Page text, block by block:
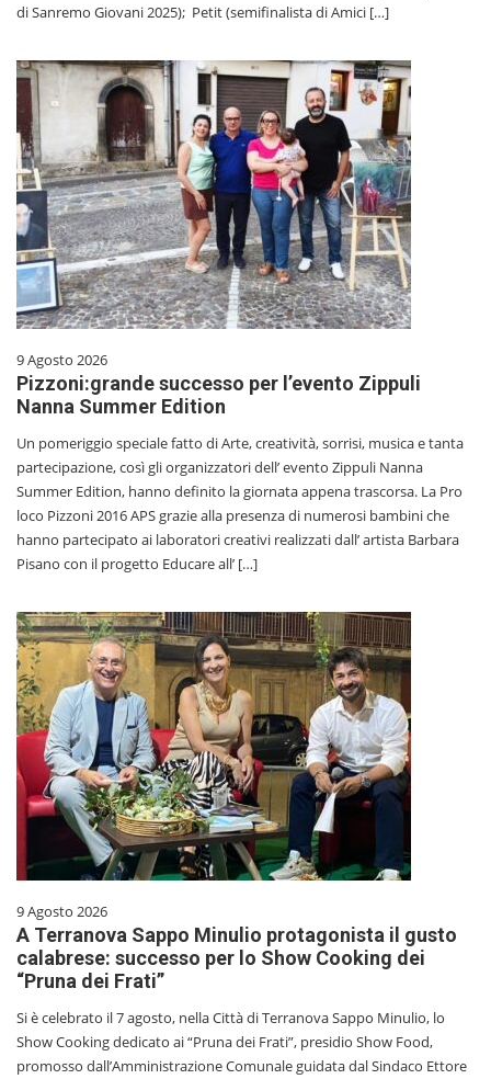
di Sanremo Giovani 2025); Petit (semifinalista di Amici […]
9 Agosto 2026
Pizzoni:grande successo per l’evento Zippuli
Nanna Summer Edition
Un pomeriggio speciale fatto di Arte, creatività, sorrisi, musica e tanta
partecipazione, così gli organizzatori dell’ evento Zippuli Nanna
Summer Edition, hanno definito la giornata appena trascorsa. La Pro
loco Pizzoni 2016 APS grazie alla presenza di numerosi bambini che
hanno partecipato ai laboratori creativi realizzati dall’ artista Barbara
Pisano con il progetto Educare all’ […]
9 Agosto 2026
A Terranova Sappo Minulio protagonista il gusto
calabrese: successo per lo Show Cooking dei
“Pruna dei Frati”
Si è celebrato il 7 agosto, nella Città di Terranova Sappo Minulio, lo
Show Cooking dedicato ai “Pruna dei Frati”, presidio Show Food,
promosso dall’Amministrazione Comunale guidata dal Sindaco Ettore